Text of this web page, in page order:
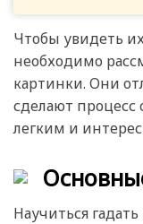
Чтобы увидеть
необходимо
картинки. Они
сделают
легким и
Научиться